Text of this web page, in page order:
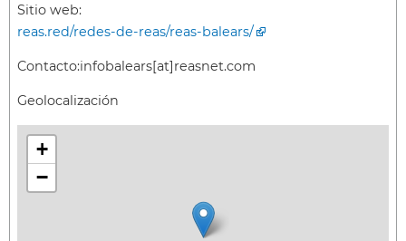
Sitio web:
reas.red/redes-de-reas/reas-balears/
Contacto:infobalears[at]reasnet.com
Geolocalización
+
−